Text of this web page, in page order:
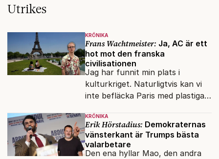
Utrikes
KRÖNIKA
Frans Wachtmeister: Ja, AC är ett
hot mot den franska
civilisationen
Jag har funnit min plats i
kulturkriget. Naturligtvis kan vi
inte befläcka Paris med plastiga
KRÖNIKA
Erik Hörstadius: Demokraternas
vänsterkant är Trumps bästa
valarbetare
Den ena hyllar Mao, den andra